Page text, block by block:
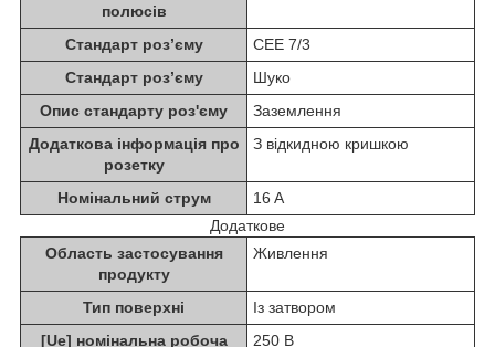
полюсів
Стандарт роз’єму
CEE 7/3
Стандарт роз’єму
Шуко
Опис стандарту роз'єму
Заземлення
Додаткова інформація про
розетку
З відкидною кришкою
Номінальний струм
16 A
Додаткове
Область застосування
продукту
Живлення
Тип поверхні
Із затвором
[Ue] номінальна робоча
250 В